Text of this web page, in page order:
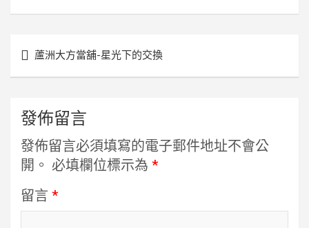
章
覽
蘆洲大方當舖-星光下的交換
發佈留言
發佈留言必須填寫的電子郵件地址不會公
開。 必填欄位標示為 *
留言 *